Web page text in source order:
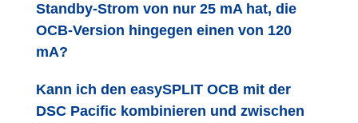
Standby-Strom von nur 25 mA hat, die
OCB-Version hingegen einen von 120
mA?
Kann ich den easySPLIT OCB mit der
DSC Pacific kombinieren und zwischen